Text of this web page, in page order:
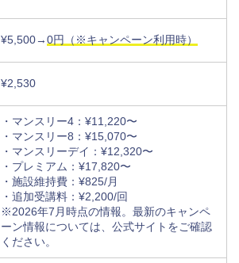
¥5,500→0円（※キャンペーン利用時）
¥2,530
・マンスリー4：¥11,220〜
・マンスリー8：¥15,070〜
・マンスリーデイ：¥12,320〜
・プレミアム：¥17,820〜
・施設維持費：¥825/月
・追加受講料：¥2,200/回
※2026年7月時点の情報。最新のキャンペ
ーン情報については、 公式サイトをご確認
ください。